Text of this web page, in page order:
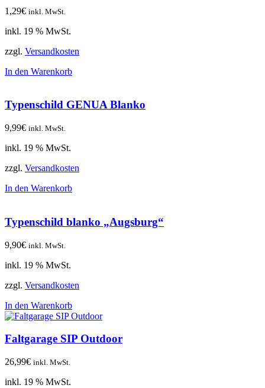
1,29€ inkl. MwSt.
inkl. 19 % MwSt.
zzgl. Versandkosten
In den Warenkorb
Typenschild GENUA Blanko
9,99€ inkl. MwSt.
inkl. 19 % MwSt.
zzgl. Versandkosten
In den Warenkorb
Typenschild blanko „Augsburg“
9,90€ inkl. MwSt.
inkl. 19 % MwSt.
zzgl. Versandkosten
In den Warenkorb
Faltgarage SIP Outdoor
26,99€ inkl. MwSt.
inkl. 19 % MwSt.